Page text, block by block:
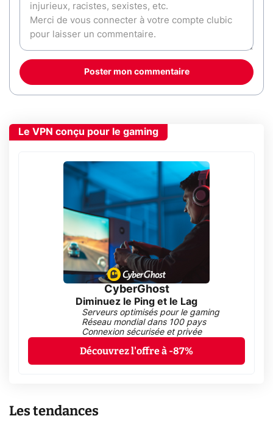
Poster mon commentaire
Le VPN conçu pour le gaming
CyberGhost
Diminuez le Ping et le Lag
Serveurs optimisés pour le gaming
Réseau mondial dans 100 pays
Connexion sécurisée et privée
Découvrez l'offre à -87%
Les tendances